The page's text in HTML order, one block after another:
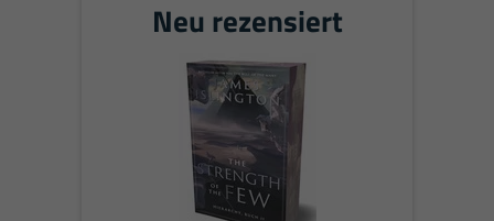
Neu rezensiert